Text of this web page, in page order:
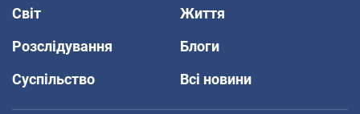
Світ
Життя
Розслідування
Блоги
Суспільство
Всі новини